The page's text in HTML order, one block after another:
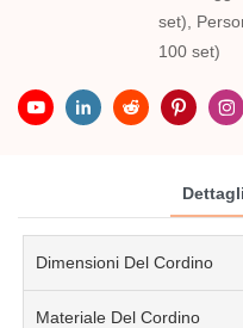
set),
100 set)
Dimensioni Del Cordino
Materiale Del Cordino